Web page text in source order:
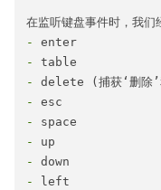
-
-
-
-
-
-
-
-